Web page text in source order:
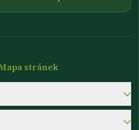
stránek